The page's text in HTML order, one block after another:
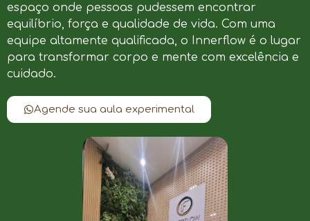
espaço onde pessoas pudessem encontrar
equilíbrio, força e qualidade de vida. Com uma
equipe altamente qualificada, o Innerflow é o lugar
para transformar corpo e mente com excelência e
cuidado.
Agende sua aula experimental